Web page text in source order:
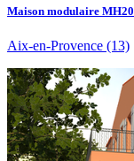
Maison modulaire
Aix-en-Provence (13)